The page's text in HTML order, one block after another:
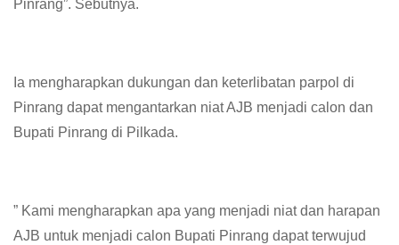
Pinrang”. Sebutnya.
Ia mengharapkan dukungan dan keterlibatan parpol di
Pinrang dapat mengantarkan niat AJB menjadi calon dan
Bupati Pinrang di Pilkada.
” Kami mengharapkan apa yang menjadi niat dan harapan
AJB untuk menjadi calon Bupati Pinrang dapat terwujud